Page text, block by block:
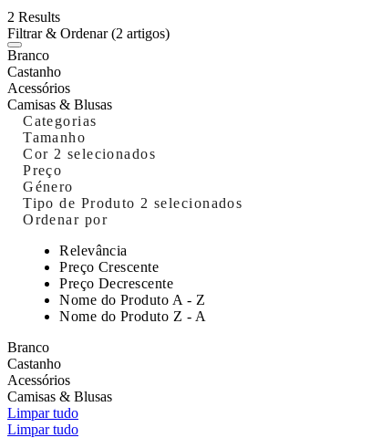
2 Results
Filtrar & Ordenar(2 artigos)
Branco
Castanho
Acessórios
Camisas & Blusas
Categorias
Tamanho
Cor 2 selecionados
Preço
Género
Tipo de Produto 2 selecionados
Ordenar por
Relevância
Preço Crescente
Preço Decrescente
Nome do Produto A - Z
Nome do Produto Z - A
Branco
Castanho
Acessórios
Camisas & Blusas
Limpar tudo
Limpar tudo